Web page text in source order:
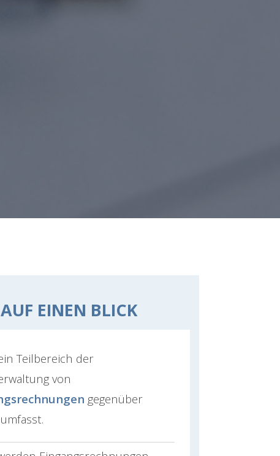
EINEN BLICK
Teilbereich der
von
gegenüber